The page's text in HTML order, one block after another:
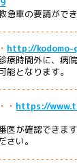
急車の要請ができ
http://kodomo-
療時間外に、病
能となります。
・ https://
医が確認できま
さい。